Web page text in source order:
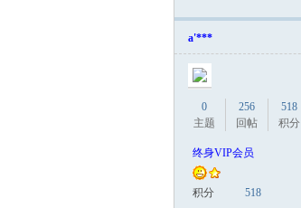
a'***
0
主题
256
回帖
518
积分
终身VIP会员
积分 518